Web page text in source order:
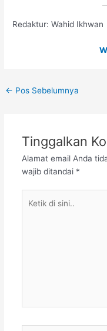
Redaktur: Wahid Ikhwan
← Pos Sebelumnya
Tinggalkan
Alamat email Anda
wajib ditandai *